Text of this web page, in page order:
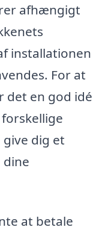
afhængigt
installationen
For at
det en god idé
dig et
at betale